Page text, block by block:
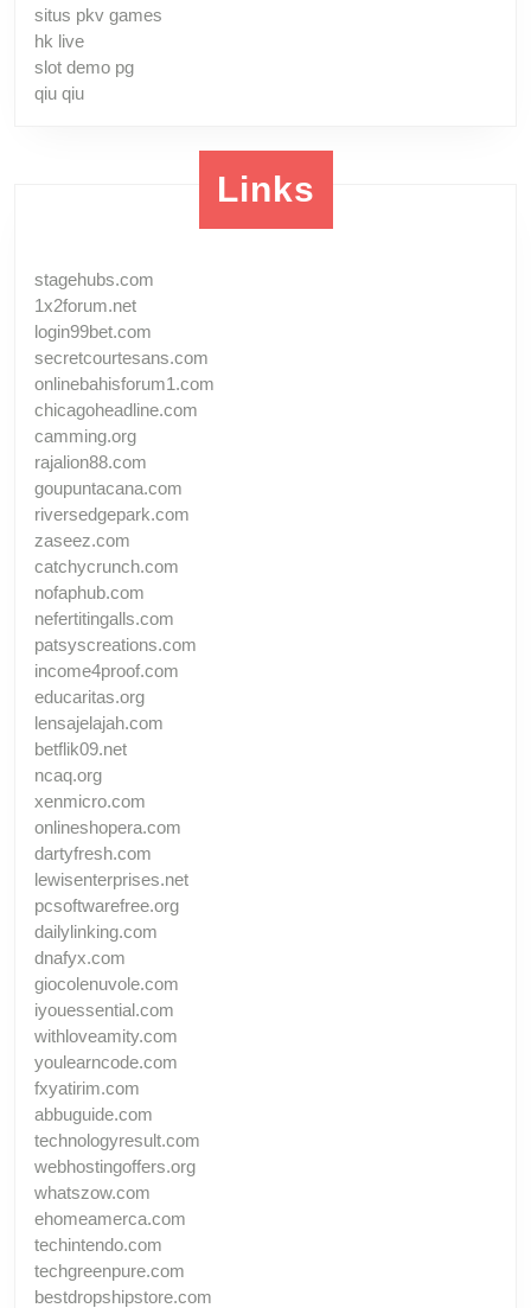
situs pkv games
hk live
slot demo pg
qiu qiu
Links
stagehubs.com
1x2forum.net
login99bet.com
secretcourtesans.com
onlinebahisforum1.com
chicagoheadline.com
camming.org
rajalion88.com
goupuntacana.com
riversedgepark.com
zaseez.com
catchycrunch.com
nofaphub.com
nefertitingalls.com
patsyscreations.com
income4proof.com
educaritas.org
lensajelajah.com
betflik09.net
ncaq.org
xenmicro.com
onlineshopera.com
dartyfresh.com
lewisenterprises.net
pcsoftwarefree.org
dailylinking.com
dnafyx.com
giocolenuvole.com
iyouessential.com
withloveamity.com
youlearncode.com
fxyatirim.com
abbuguide.com
technologyresult.com
webhostingoffers.org
whatszow.com
ehomeamerca.com
techintendo.com
techgreenpure.com
bestdropshipstore.com